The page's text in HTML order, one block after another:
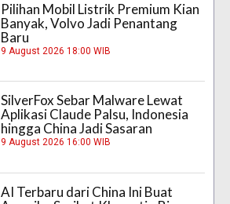
Pilihan Mobil Listrik Premium Kian
Banyak, Volvo Jadi Penantang
Baru
9 August 2026 18:00 WIB
SilverFox Sebar Malware Lewat
Aplikasi Claude Palsu, Indonesia
hingga China Jadi Sasaran
9 August 2026 16:00 WIB
AI Terbaru dari China Ini Buat